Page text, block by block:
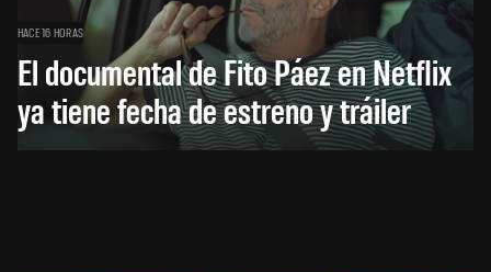
HACE 16 HORAS
El documental de Fito Páez en Netflix
ya tiene fecha de estreno y tráiler